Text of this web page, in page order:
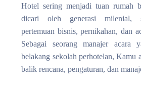
Hotel sering menjadi tuan rumah
dicari oleh generasi milenial,
pertemuan bisnis, pernikahan, dan
Sebagai seorang manajer acara
belakang sekolah perhotelan, Kamu
balik rencana, pengaturan, dan